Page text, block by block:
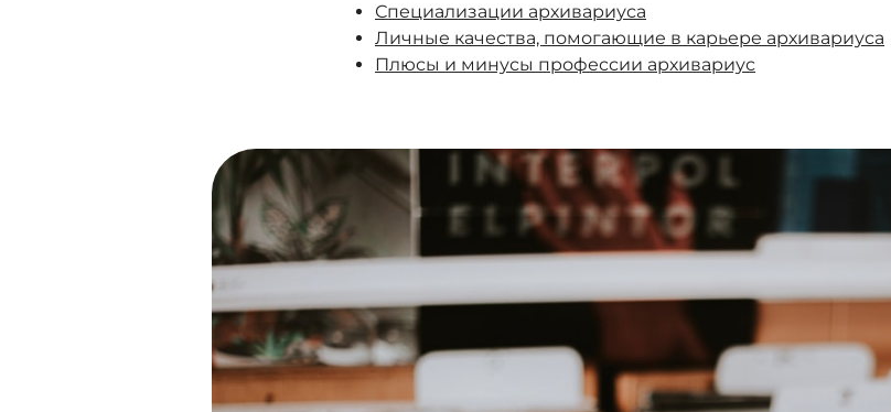
Специализации архивариуса
Личные качества, помогающие в карьере архивариуса
Плюсы и минусы профессии архивариус